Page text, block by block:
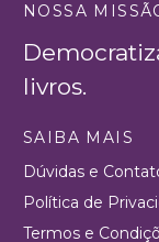
NOSSA
livros.
SAIBA MAIS
Dúvidas e
Política de
Termos e